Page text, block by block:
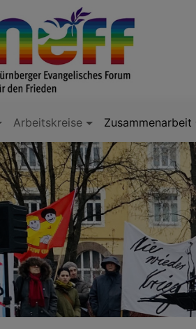
Arbeitskreise Zusammenarbeit